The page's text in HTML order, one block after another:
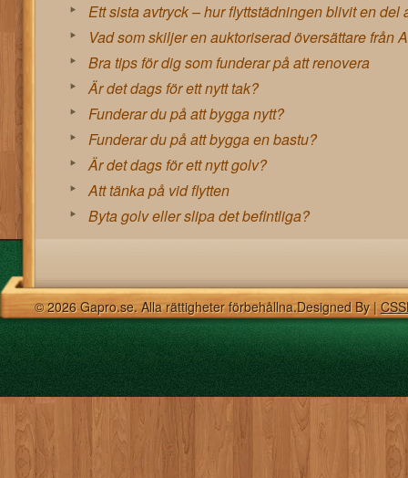
Ett sista avtryck – hur flyttstädningen blivit en del
Vad som skiljer en auktoriserad översättare från
Bra tips för dig som funderar på att renovera
Är det dags för ett nytt tak?
Funderar du på att bygga nytt?
Funderar du på att bygga en bastu?
Är det dags för ett nytt golv?
Att tänka på vid flytten
Byta golv eller slipa det befintliga?
© 2026 Gapro.se. Alla rättigheter förbehållna.Designed By |